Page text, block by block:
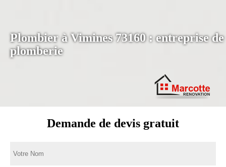
Plombier à Vimines 73160 : entreprise de
plomberie
Demande de devis gratuit